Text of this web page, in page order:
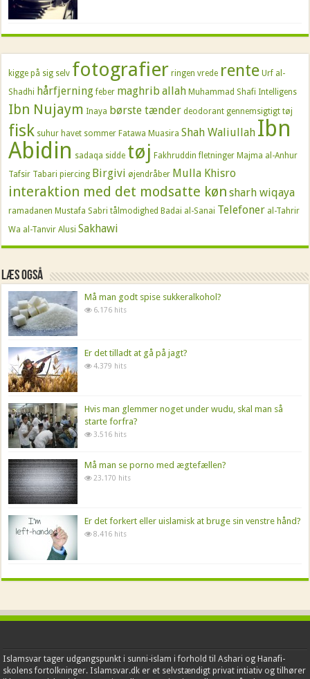
kigge på sig selv fotografier ringen vrede rente Urf al-
Shadhi hårfjerning feber maghriballah Muhammad Shafi Intelligens
Ibn Nujaym Inaya børste tænder deodorant gennemsigtigt tøj
fisk suhur havet sommer Fatawa Muasira Shah Waliullah Ibn
Abidin sadaqa sidde tøj Fakhruddin fletninger Majma al-Anhur
Tafsir Tabari piercing Birgivi øjendråber Mulla Khisro
interaktion med det modsatte køn sharh wiqaya
ramadanen Mustafa Sabri tålmodighed Badai al-Sanai Telefoner al-Tahrir
Wa al-Tanvir Alusi Sakhawi
Læs også
Må man godt spise sukkeralkohol?
6.176 hits
Er det tilladt at gå på jagt?
4.379 hits
Hvis man glemmer noget under wudu, skal man så
starte forfra?
3.516 hits
Må man se porno med ægtefællen?
23.170 hits
Er det forkert eller uislamisk at bruge sin venstre hånd?
8.416 hits
Islamsvar tager udgangspunkt i sunni-islam i forhold til Ashari og Hanafi-
skolens fortolkninger. Islamsvar.dk er et selvstændigt privat intiativ og tilhører